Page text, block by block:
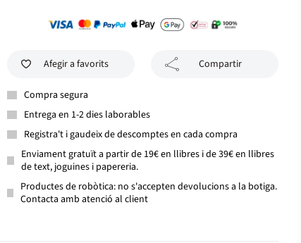
Afegir a favorits Compartir
Compra segura
Entrega en 1-2 dies laborables
Registra't i gaudeix de descomptes en cada compra
Enviament gratuït a partir de 19€ en llibres i de 39€ en llibres
de text, joguines i papereria.
Productes de robòtica: no s'accepten devolucions a la botiga.
Contacta amb atenció al client